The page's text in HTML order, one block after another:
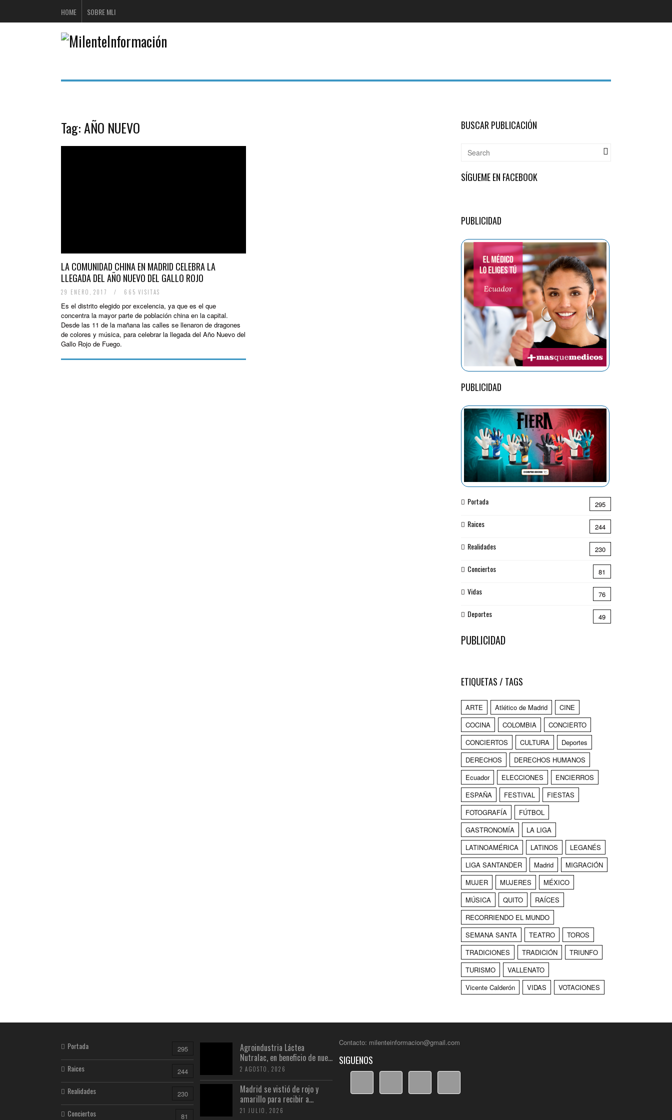
HOME SOBRE MLI
Tag:AÑO NUEVO
LA COMUNIDAD CHINA EN MADRID CELEBRA LA
LLEGADA DEL AÑO NUEVO DEL GALLO ROJO
29 ENERO, 2017 / 665 VISITAS
Es el distrito elegido por excelencia, ya que es el que
concentra la mayor parte de población china en la capital.
Desde las 11 de la mañana las calles se llenaron de dragones
de colores y música, para celebrar la llegada del Año Nuevo del
Gallo Rojo de Fuego.
BUSCAR PUBLICACIÓN
SÍGUEME EN FACEBOOK
PUBLICIDAD
PUBLICIDAD
Portada 295
Raices 244
Realidades 230
Conciertos 81
Vidas 76
Deportes 49
PUBLICIDAD
ETIQUETAS / TAGS
ARTE Atlético de Madrid
CINE
COCINA
COLOMBIA
CONCIERTO
CONCIERTOS
CULTURA
Deportes
DERECHOS
DERECHOS HUMANOS
Ecuador
ELECCIONES
ENCIERROS
ESPAÑA
FESTIVAL
FIESTAS
FOTOGRAFÍA
FÚTBOL
GASTRONOMÍA
LA LIGA
LATINOAMÉRICA
LATINOS
LEGANÉS
LIGA SANTANDER
Madrid
MIGRACIÓN
MUJER
MUJERES
MÉXICO
MÚSICA
QUITO
RAÍCES
RECORRIENDO EL MUNDO
SEMANA SANTA
TEATRO
TOROS
TRADICIONES
TRADICIÓN
TRIUNFO
TURISMO
VALLENATO
Vicente Calderón
VIDAS VOTACIONES
Portada 295
Raices 244
Realidades 230
Conciertos 81
Agroindustria Láctea
Nutralac, en beneficio de nue...
2 AGOSTO, 2026
Madrid se vistió de rojo y
amarillo para recibir a...
21 JULIO, 2026
Contacto: milenteinformacion@gmail.com
SIGUENOS